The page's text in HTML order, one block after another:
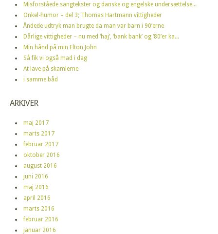
Misforståede sangtekster og danske og engelske undersættelse...
Onkel-humor – del 3; Thomas Hartmann vittigheder
Åndede udtryk man brugte da man var barn i 90’erne
Dårlige vittigheder – nu med ‘haj’, ‘bank bank’ og ’80’er ka...
Min hånd på min Elton John
Så fik vi også mad i dag
At lave på skamlerne
i samme båd
ARKIVER
maj 2017
marts 2017
februar 2017
oktober 2016
august 2016
juni 2016
maj 2016
april 2016
marts 2016
februar 2016
januar 2016